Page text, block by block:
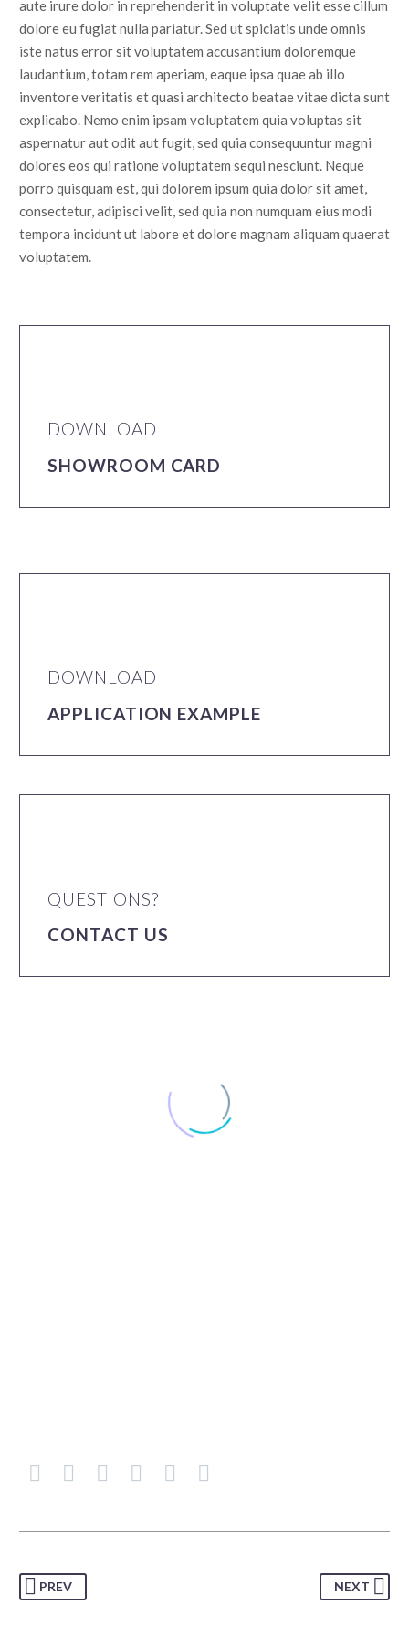
aute irure dolor in reprehenderit in voluptate velit esse cillum
dolore eu fugiat nulla pariatur. Sed ut spiciatis unde omnis
iste natus error sit voluptatem accusantium doloremque
laudantium, totam rem aperiam, eaque ipsa quae ab illo
inventore veritatis et quasi architecto beatae vitae dicta sunt
explicabo. Nemo enim ipsam voluptatem quia voluptas sit
aspernatur aut odit aut fugit, sed quia consequuntur magni
dolores eos qui ratione voluptatem sequi nesciunt. Neque
porro quisquam est, qui dolorem ipsum quia dolor sit amet,
consectetur, adipisci velit, sed quia non numquam eius modi
tempora incidunt ut labore et dolore magnam aliquam quaerat
voluptatem.
DOWNLOAD
SHOWROOM CARD
DOWNLOAD
APPLICATION EXAMPLE
QUESTIONS?
CONTACT US
PREV NEXT